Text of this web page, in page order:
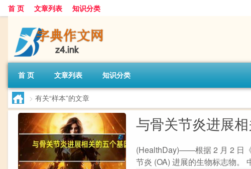
首 页 文章列表 知识分类
首 页 文章列表 知识分类
> 有关“样本”的文章
与骨关节炎进展
(HealthDay)——根据 2 月 2 日
节炎 (OA) 进展的生物标志物。